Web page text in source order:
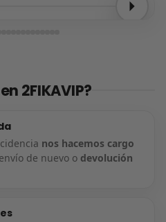
2FIKAVIP?
nos hacemos cargo
de nuevo o devolución